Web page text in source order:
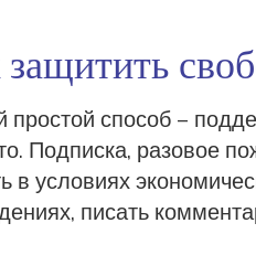
способ –
Подписка, разовое
в условиях
писать